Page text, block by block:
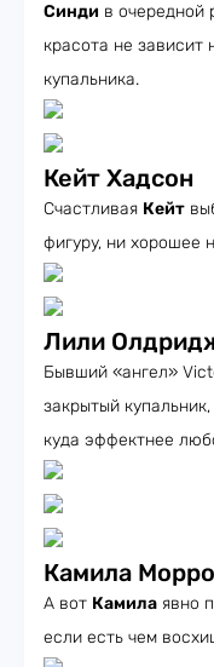
Синди в очередной
красота не зависит
купальника.
Кейт Хадсон
Счастливая Кейт
фигуру, ни хорошее
Лили
Бывший «ангел»
закрытый
куда эффектнее
Камила
А вот Камила явно
если есть чем